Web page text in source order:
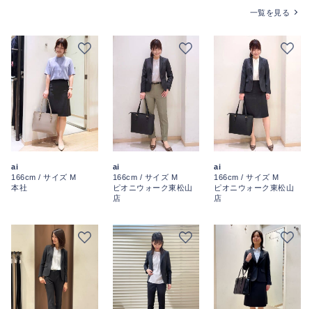
一覧を見る
ai
166cm / サイズ M
本社
ai
166cm / サイズ M
ピオニウォーク東松山
店
ai
166cm / サイズ M
ピオニウォーク東松山
店